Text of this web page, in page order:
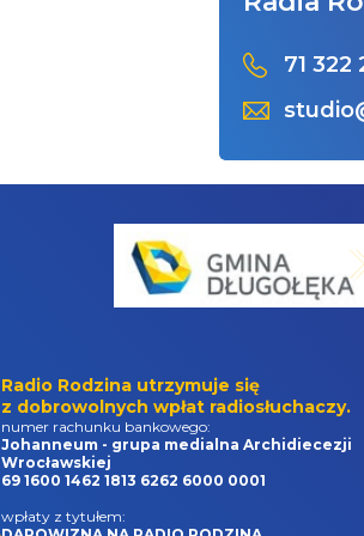
71 322
Radio Rodzina utrzymuje się
z dobrowolnych wpłat radiosłuchaczy.
numer rachunku bankowego:
Johanneum - grupa medialna Archidiecezji
Wrocławskiej
69 1600 1462 1813 6262 6000 0001
wpłaty z tytułem: